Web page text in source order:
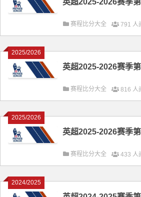
英超2025-2026赛季
赛程比分大全 791 人
2025/2026
英超2025-2026赛季
赛程比分大全 816 人
2025/2026
英超2025-2026赛季
赛程比分大全 433 人
2024/2025